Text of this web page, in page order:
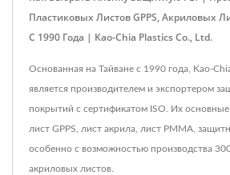
Пластиковых Листов GPPS, Акриловых
С 1990 Года | Kao-Chia Plastics Co., Ltd.
Основанная на Тайване с 1990 года, Kao-
является производителем и экспортером
покрытий с сертификатом ISO. Их
лист GPPS, лист акрила, лист PMMA,
особенно с возможностью производства
акриловых листов.